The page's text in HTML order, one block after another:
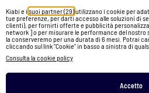
Kiabi e isuoi partner (29)utilizzano i cookie per
tue preferenze, per darti accesso alle soluzioni di
clienti), per fornirti offerte e pubblicità
network ] o per misurare le performance del nostro
la conserveremo per una durata di 6 mesi. Potrai
cliccando sul link "Cookie" in basso a sinistra di
Consulta la cookie policy
Accetto